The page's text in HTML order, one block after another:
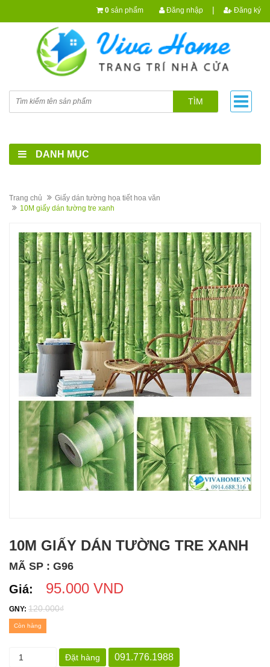
0 sản phẩm Đăng nhập | Đăng ký
TÌM
DANH MỤC
Trang chủ
Giấy dán tường họa tiết hoa văn
10M giấy dán tường tre xanh
10M GIẤY DÁN TƯỜNG TRE XANH
MÃ SP : G96
Giá: 95.000 VND
GNY: 120.000₫
Còn hàng
Đặt hàng 091.776.1988